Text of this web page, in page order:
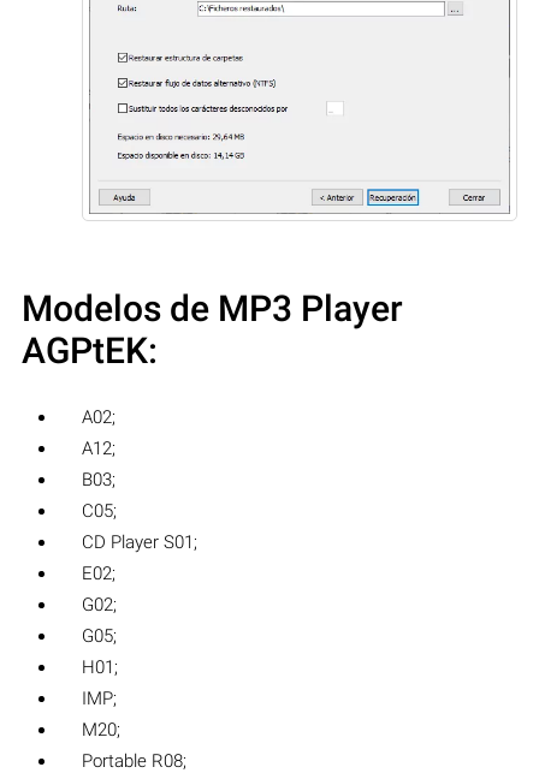
Modelos de MP3 Player
AGPtEK:
A02;
A12;
B03;
C05;
CD Player S01;
E02;
G02;
G05;
H01;
IMP;
M20;
Portable R08;